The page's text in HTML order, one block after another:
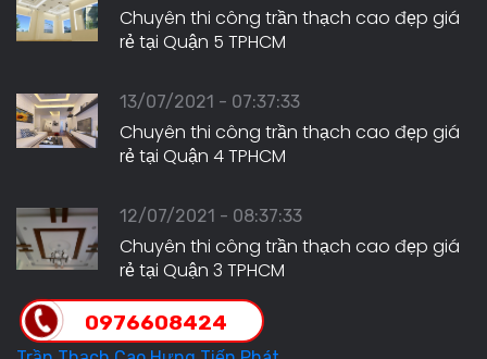
Chuyên thi công trần thạch cao đẹp giá
rẻ tại Quận 5 TPHCM
13/07/2021 - 07:37:33
Chuyên thi công trần thạch cao đẹp giá
rẻ tại Quận 4 TPHCM
12/07/2021 - 08:37:33
Chuyên thi công trần thạch cao đẹp giá
rẻ tại Quận 3 TPHCM
0976608424